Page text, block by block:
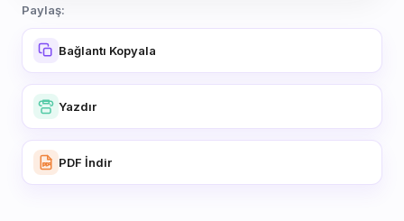
Paylaş:
Bağlantı Kopyala
Yazdır
PDF İndir